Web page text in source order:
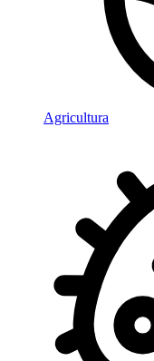
Agricultura